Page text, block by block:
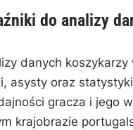
do analizy
danych
asysty oraz
gracza i jego
krajobrazie